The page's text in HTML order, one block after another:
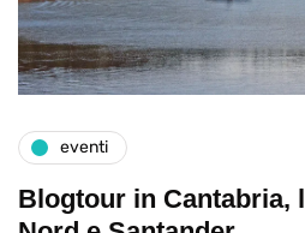
eventi
Blogtour in Cantabria,